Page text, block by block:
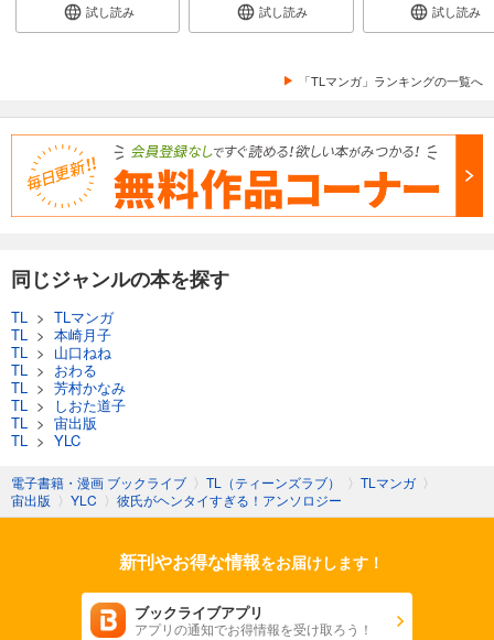
試し読み 試し読み 試し読み
「TLマンガ」ランキングの一覧へ
同じジャンルの本を探す
TL > TLマンガ
TL > 本崎月子
TL > 山口ねね
TL > おわる
TL > 芳村かなみ
TL >
しおた道子
TL > 宙出版
TL > YLC
電子書籍・漫画 ブックライブ 〉 TL（ティーンズラブ） 〉 TLマンガ 〉
宙出版 〉 YLC 〉 彼氏がヘンタイすぎる！アンソロジー
新刊やお得な情報をお届けします！
ブックライブアプリ
アプリの通知でお得情報を受け取ろう！